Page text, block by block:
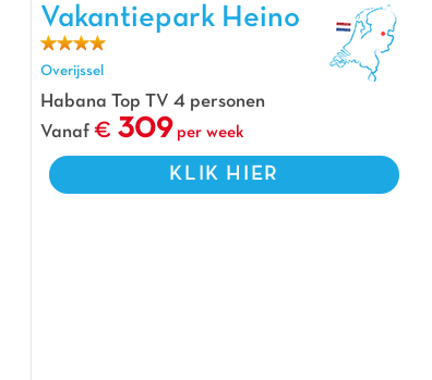
Vakantiepark Heino, Vakantiepark Overijssel
Vakantiepark Heino
Overijssel
Habana Top TV 4 personen
Vanaf
309 per week
KLIK HIER